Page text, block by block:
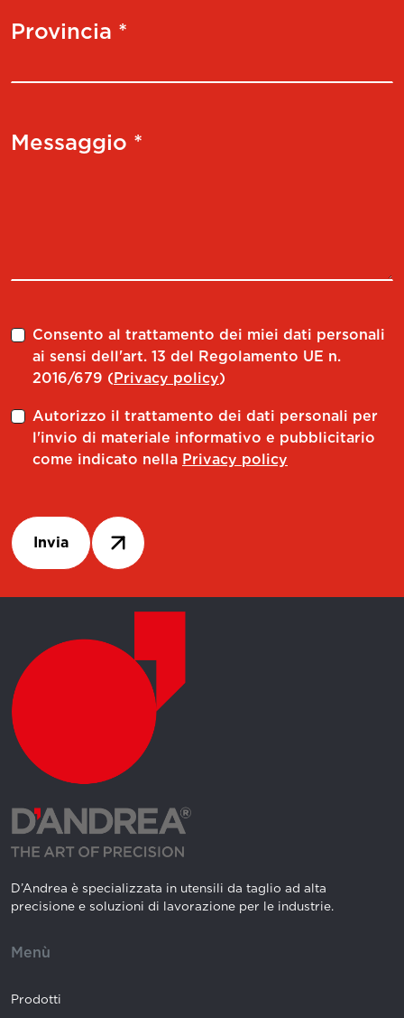
Provincia *
Messaggio *
Consento al trattamento dei miei dati personali
ai sensi dell'art. 13 del Regolamento UE n.
2016/679 (Privacy policy)
Autorizzo il trattamento dei dati personali per
l'invio di materiale informativo e pubblicitario
come indicato nella Privacy policy
Invia
D’Andrea è specializzata in utensili da taglio ad alta
precisione e soluzioni di lavorazione per le industrie.
Menù
Prodotti